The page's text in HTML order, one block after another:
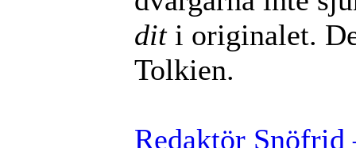
diti originalet.
Tolkien.
Redaktör